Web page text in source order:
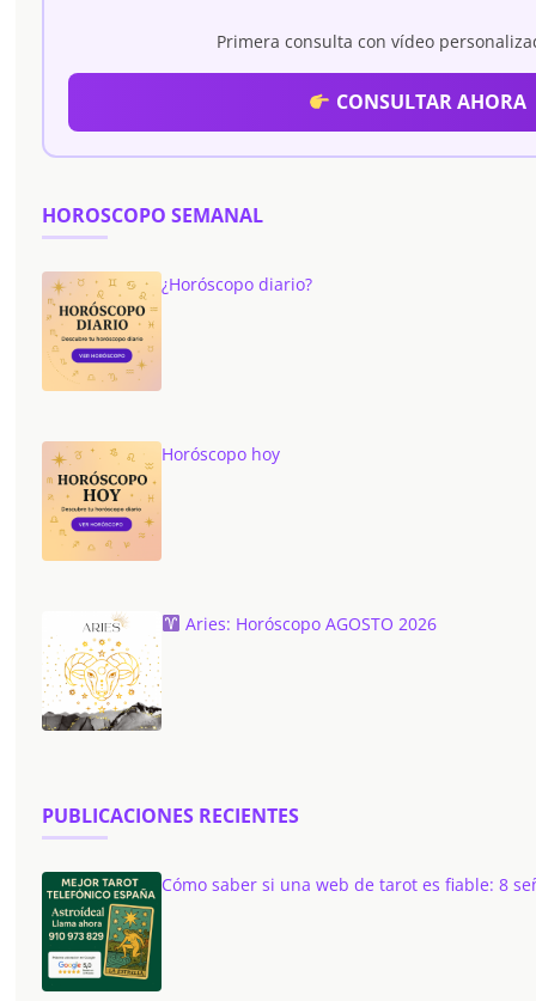
Primera consulta con vídeo
CONSULTAR AHORA
HOROSCOPO SEMANAL
¿Horóscopo diario?
Horóscopo hoy
Aries: Horóscopo AGOSTO 2026
PUBLICACIONES RECIENTES
Cómo saber si una web de tarot es fiable: 8